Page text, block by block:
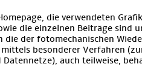
die verwendeten
die einzelnen Beiträge sind
die der fotomechanischen
besonderer Verfahren
auch teilweise,